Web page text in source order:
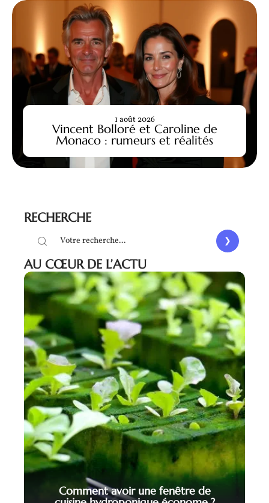
Vincent Bolloré et Caroline de
Monaco : rumeurs et réalités
1 août 2026
RECHERCHE
AU CŒUR DE L’ACTU
Comment avoir une fenêtre de